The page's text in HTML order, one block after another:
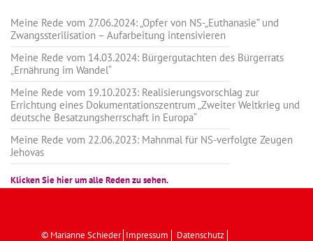
Meine Rede vom 27.06.2024: „Opfer von NS-„Euthanasie” und
Zwangssterilisation – Aufarbeitung intensivieren
Meine Rede vom 14.03.2024: Bürgergutachten des Bürgerrats
„Ernährung im Wandel“
Meine Rede vom 19.10.2023: Realisierungsvorschlag zur
Errichtung eines Dokumentationszentrum „Zweiter Weltkrieg und
deutsche Besatzungsherrschaft in Europa“
Meine Rede vom 22.06.2023: Mahnmal für NS-verfolgte Zeugen
Jehovas
Klicken Sie hier um alle Reden zu sehen.
© Marianne Schieder Impressum Datenschutz